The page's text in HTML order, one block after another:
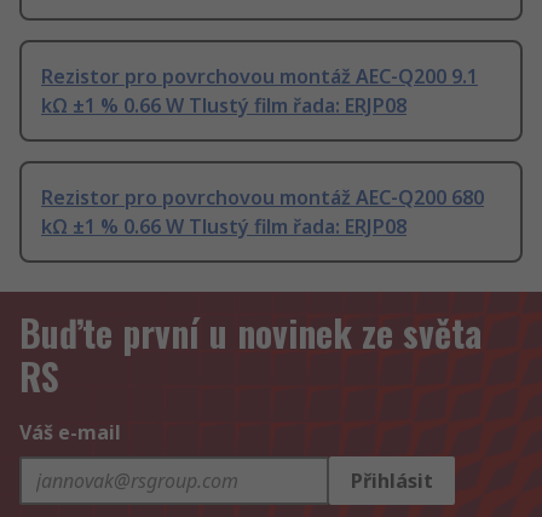
Rezistor pro povrchovou montáž AEC-Q200 9.1
kΩ ±1 % 0.66 W Tlustý film řada: ERJP08
Rezistor pro povrchovou montáž AEC-Q200 680
kΩ ±1 % 0.66 W Tlustý film řada: ERJP08
Buďte první u novinek ze světa
RS
Váš e-mail
Přihlásit